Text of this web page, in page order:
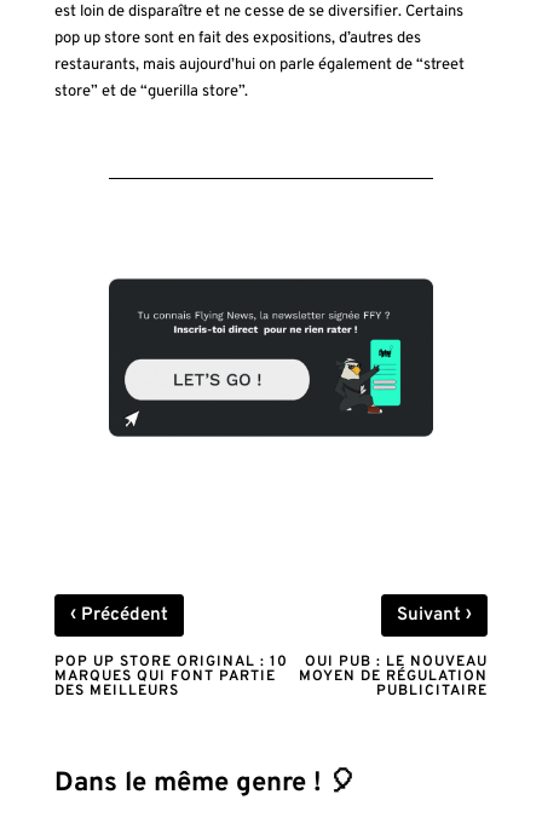
est loin de disparaître et ne cesse de se diversifier. Certains
pop up store sont en fait des expositions, d’autres des
restaurants, mais aujourd’hui on parle également de “street
store” et de “guerilla store”.
‹Précédent
POP UP STORE ORIGINAL : 10
MARQUES QUI FONT PARTIE
DES MEILLEURS
Suivant›
OUI PUB : LE NOUVEAU
MOYEN DE RÉGULATION
PUBLICITAIRE
Dans le même genre ! 🎈